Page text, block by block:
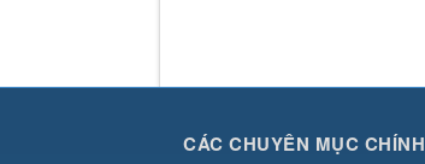
CÁC CHUYÊN MỤC CHÍNH